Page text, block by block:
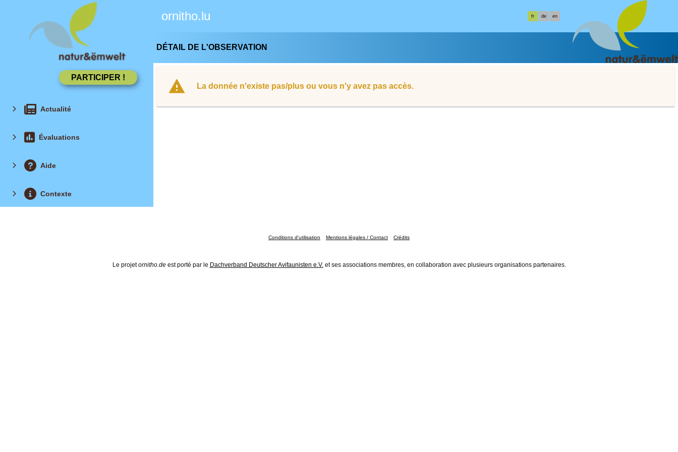
ornitho.lu fr de en
Actualité
Évaluations
Aide
Contexte
DÉTAIL DE L'OBSERVATION
La donnée n'existe pas/plus ou vous n'y avez pas accès.
Conditions d'utilisation Mentions légales / Contact Crédits
Le projetornitho.deest porté par le Dachverband Deutscher Avifaunisten e.V. et ses associations membres, en collaboration avec plusieurs organisations partenaires.